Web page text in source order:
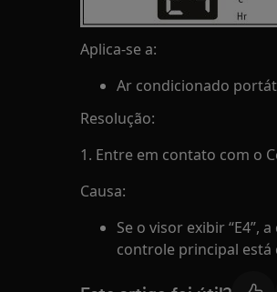
Aplica-se a:
Ar condicionado
Resolução:
1. Entre em contato com o
Causa:
Se o visor exibir “E4”,
controle principal está